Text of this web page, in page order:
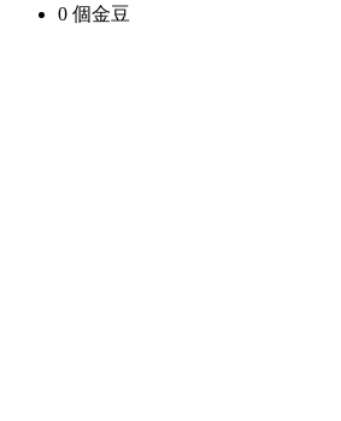
0 個金豆